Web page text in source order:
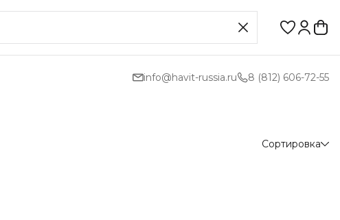
info@havit-russia.ru 8 (812) 606-72-55
Сортировка